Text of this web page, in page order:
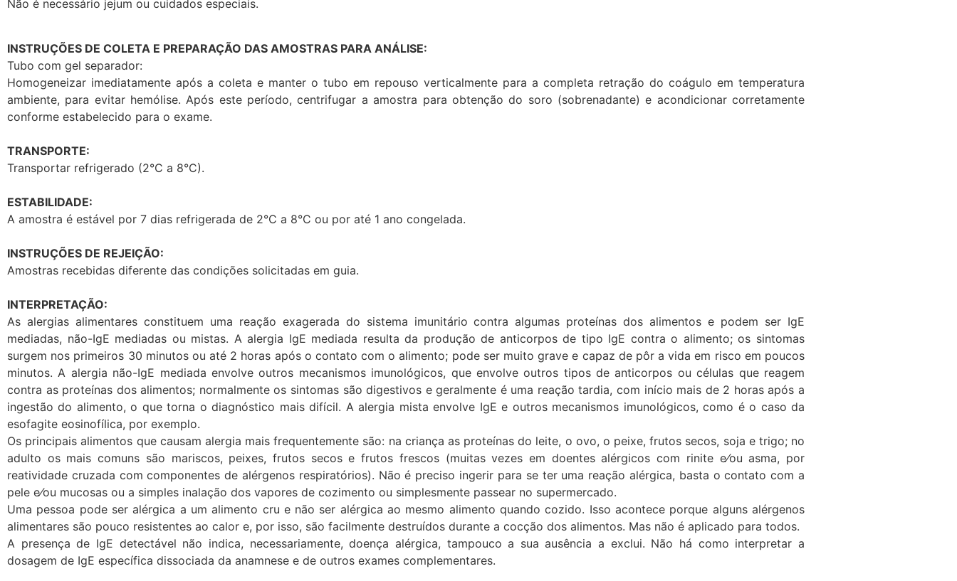
Não é necessário jejum ou cuidados especiais.
INSTRUÇÕES DE COLETA E PREPARAÇÃO DAS AMOSTRAS PARA ANÁLISE:
Tubo com gel separador:
Homogeneizar imediatamente após a coleta e manter o tubo em repouso verticalmente para a completa retração do coágulo em temperatura
ambiente, para evitar hemólise. Após este período, centrifugar a amostra para obtenção do soro (sobrenadante) e acondicionar corretamente
conforme estabelecido para o exame.
TRANSPORTE:
Transportar refrigerado (2°C a 8°C).
ESTABILIDADE:
A amostra é estável por 7 dias refrigerada de 2°C a 8°C ou por até 1 ano congelada.
INSTRUÇÕES DE REJEIÇÃO:
Amostras recebidas diferente das condições solicitadas em guia.
INTERPRETAÇÃO:
As alergias alimentares constituem uma reação exagerada do sistema imunitário contra algumas proteínas dos alimentos e podem ser IgE
mediadas, não-IgE mediadas ou mistas. A alergia IgE mediada resulta da produção de anticorpos de tipo IgE contra o alimento; os sintomas
surgem nos primeiros 30 minutos ou até 2 horas após o contato com o alimento; pode ser muito grave e capaz de pôr a vida em risco em poucos
minutos. A alergia não-IgE mediada envolve outros mecanismos imunológicos, que envolve outros tipos de anticorpos ou células que reagem
contra as proteínas dos alimentos; normalmente os sintomas são digestivos e geralmente é uma reação tardia, com início mais de 2 horas após a
ingestão do alimento, o que torna o diagnóstico mais difícil. A alergia mista envolve IgE e outros mecanismos imunológicos, como é o caso da
esofagite eosinofílica, por exemplo.
Os principais alimentos que causam alergia mais frequentemente são: na criança as proteínas do leite, o ovo, o peixe, frutos secos, soja e trigo; no
adulto os mais comuns são mariscos, peixes, frutos secos e frutos frescos (muitas vezes em doentes alérgicos com rinite e⁄ou asma, por
reatividade cruzada com componentes de alérgenos respiratórios). Não é preciso ingerir para se ter uma reação alérgica, basta o contato com a
pele e⁄ou mucosas ou a simples inalação dos vapores de cozimento ou simplesmente passear no supermercado.
Uma pessoa pode ser alérgica a um alimento cru e não ser alérgica ao mesmo alimento quando cozido. Isso acontece porque alguns alérgenos
alimentares são pouco resistentes ao calor e, por isso, são facilmente destruídos durante a cocção dos alimentos. Mas não é aplicado para todos.
A presença de IgE detectável não indica, necessariamente, doença alérgica, tampouco a sua ausência a exclui. Não há como interpretar a
dosagem de IgE específica dissociada da anamnese e de outros exames complementares.